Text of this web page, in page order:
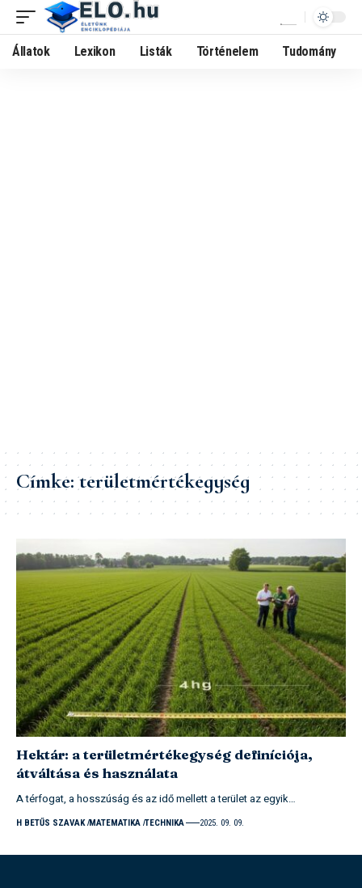
Állatok Lexikon Listák Történelem Tudomány
Címke:területmértékegység
Hektár: a területmértékegység definíciója,
átváltása és használata
A térfogat, a hosszúság és az idő mellett a terület az egyik…
H BETŰS SZAVAK MATEMATIKA TECHNIKA 2025. 09. 09.